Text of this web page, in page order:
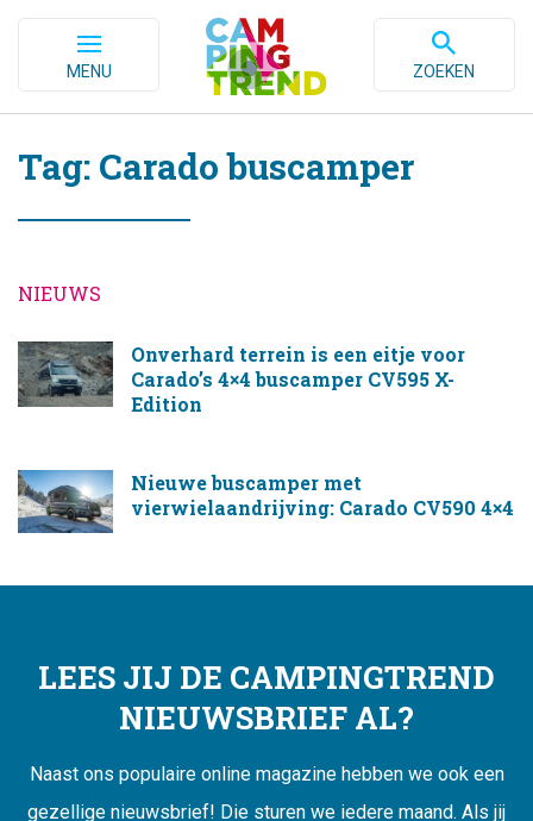
MENU ZOEKEN
Tag: Carado buscamper
NIEUWS
Onverhard terrein is een eitje voor
Carado’s 4×4 buscamper CV595 X-
Edition
Nieuwe buscamper met
vierwielaandrijving: Carado CV590 4×4
LEES JIJ DE CAMPINGTREND
NIEUWSBRIEF AL?
Naast ons populaire online magazine hebben we ook een
gezellige nieuwsbrief! Die sturen we iedere maand. Als jij